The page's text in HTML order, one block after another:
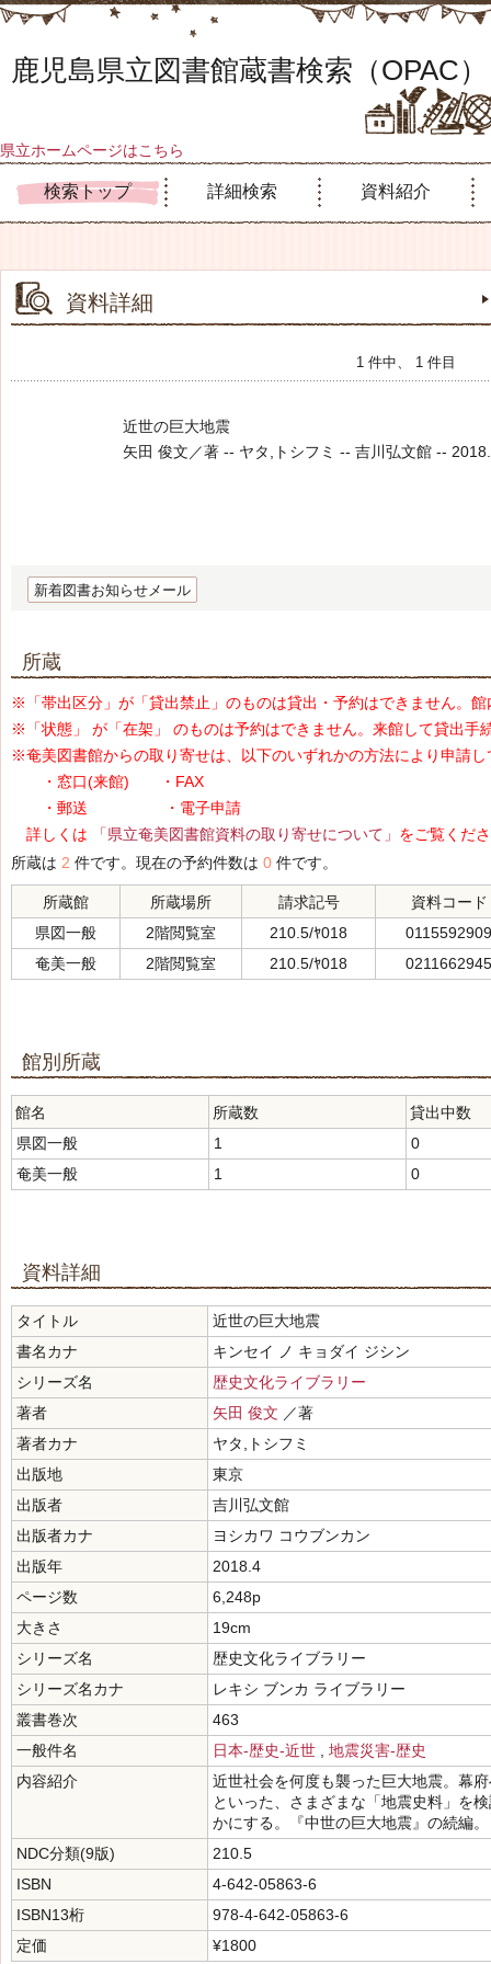
鹿児島県立図書館蔵書検索（OPAC）
県立ホームページはこちら
検索トップ 詳細検索 資料紹介
資料詳細
1 件中、 1 件目
近世の巨大地震
矢田 俊文／著 -- ヤタ,トシフミ -- 吉川弘文館 --
新着図書お知らせメール
所蔵
※「帯出区分」が「貸出禁止」のものは貸出・予約はできません。
※「状態」 が「在架」 のものは予約はできません。来館して貸出手
※奄美図書館からの取り寄せは、以下のいずれかの方法により申請し
・窓口(来館) ・FAX
・郵送 ・電子申請
詳しくは
「県立奄美図書館資料の取り寄せについて」 をご覧くだ
所蔵は 2 件です。現在の予約件数は 0 件です。
所蔵館 所蔵場所 請求記号
資料コード
県図一般
2階閲覧室 210.5/ﾔ018
0115592909
奄美一般
2階閲覧室 210.5/ﾔ018 0211662945
館別所蔵
館名 所蔵数
貸出中数
県図一般
1
0
奄美一般
1 0
資料詳細
タイトル
近世の巨大地震
書名カナ
キンセイ ノ キョダイ ジシン
シリーズ名
歴史文化ライブラリー
著者
矢田 俊文 ／著
著者カナ
ヤタ,トシフミ
出版地
東京
出版者
吉川弘文館
出版者カナ
ヨシカワ コウブンカン
出版年
2018.4
ページ数
6,248p
大きさ
19cm
シリーズ名
歴史文化ライブラリー
シリーズ名カナ
レキシ ブンカ ライブラリー
叢書巻次
463
一般件名
日本-歴史-近世
地震災害-歴史
内容紹介
近世社会を何度も襲った巨大地震。幕
といった、さまざまな「地震史料」を
かにする。『中世の巨大地震』の続編。
NDC分類(9版)
210.5
ISBN
4-642-05863-6
ISBN13桁
978-4-642-05863-6
定価
¥1800